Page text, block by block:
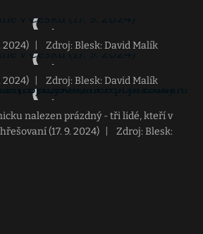
2024) Zdroj: Blesk: David Malík
2024) Zdroj: Blesk: David Malík
nalezen prázdný - tři lidé, kteří v
(17. 9. 2024)
Zdroj: Blesk: